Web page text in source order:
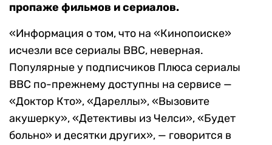
пропаже фильмов и сериалов.
«Информация о том, что на «Кинопоиске»
исчезли все сериалы BBC, неверная.
Популярные у подписчиков Плюса сериалы
BBC по-прежнему доступны на сервисе —
«Доктор Кто», «Дареллы», «Вызовите
акушерку», «Детективы из Челси», «Будет
больно» и десятки других», — говорится в